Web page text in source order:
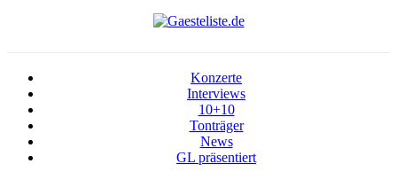
Konzerte
Interviews
10+10
Tonträger
News
GL präsentiert